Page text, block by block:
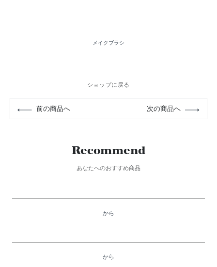
メイクブラシ
ショップに戻る
前の商品へ 次の商品へ
Recommend
あなたへのおすすめ商品
から
から